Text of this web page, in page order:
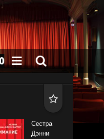
 

Сестра
Дэнни